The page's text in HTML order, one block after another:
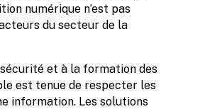
numérique n’est pas
du secteur de la
et à la formation des
est tenue de respecter les
information. Les solutions